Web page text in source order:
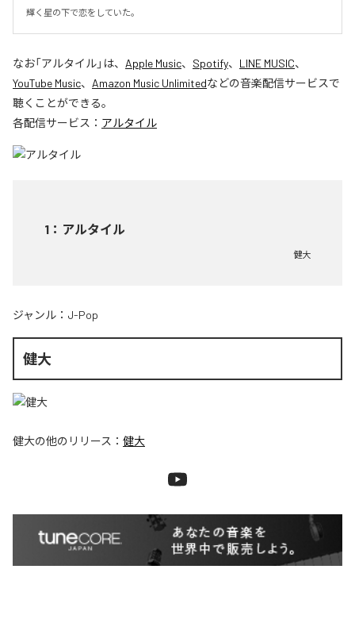
輝く星の下で恋をしていた。
なお「アルタイル」は、 Apple Music、 Spotify、 LINE MUSIC、
YouTube Music、 Amazon Music Unlimitedなどの音楽配信サービスで
聴くことができる。
各配信サービス： アルタイル
1 ： アルタイル
健大
ジャンル： J-Pop
健大
健大の他のリリース： 健大